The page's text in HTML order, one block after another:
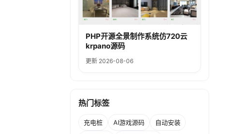
PHP开源全景制作系统仿720云
krpano源码
更新 2026-08-06
热门标签
充电桩 AI游戏源码 自动安装